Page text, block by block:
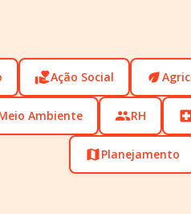
volunteer_activismAção Social eco
Ambiente peopleRH
map Planejamento